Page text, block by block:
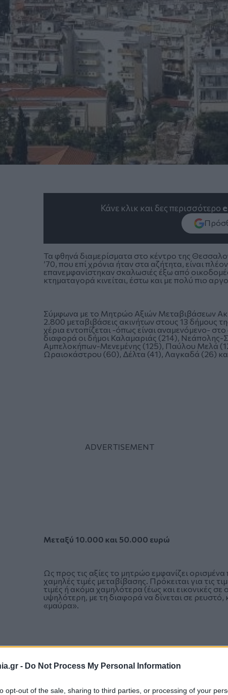
- Do Not Process My Personal Information
opt-out of the sale, sharing to third parties, or processing of your
Κάνε κλικ και δες περισσότερο
Τα φθηνά διαμερίσματα στο κέντρο της
’70, που επί χρόνια ήταν στα αζήτητα, είναι
επανεμφανίστηκαν σκαλωσιές έξω από
κτηματαγορά κινείται, έστω και με πολύ πιο
Σύμφωνα με το Μητρώο Αξιών Μεταβιβάσεων
2.800 μεταβιβάσεις ακινήτων στους 13 δήμους
χέρια εντοπίζεται -όπως είναι αναμενόμενο-
διαφορά οι δήμοι Καλαμαριάς (214),
Αμπελοκήπων-Μενεμένης (125), Παύλου Μελά
Ωραιοκάστρου (60), Δέλτα (41), Λαγκαδά (26)
Μεταξύ 10.000 και 50.000 ευρώ
Ως προς τις αξίες το μητρώο εμφανίζει
χαμηλές τιμές μεταβίβασης. Πρόκειται για τις
τιμές ή ακόμα χαμηλότερα (έως και εικονικές σε
υψηλότερη, με τη διαφορά να δίνεται σε
«μαύρα».